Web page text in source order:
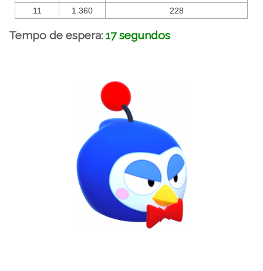
11
1.360 228
Tempo de espera: 17 segundos